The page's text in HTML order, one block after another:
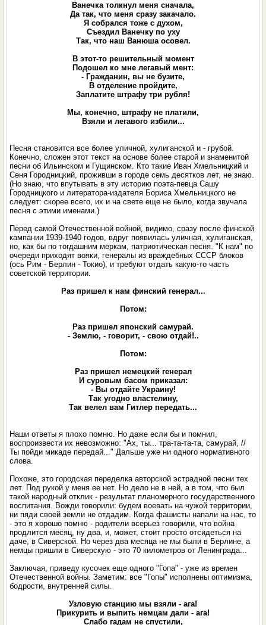
Ванечка толкнул меня сначала,
Да так, что меня сразу закачало.
Я собрался тоже с духом,
Съездил Ванечку по уху
Так, что наш Ванюша осовел.
В этот-то решительный момент
Подошел ко мне легавый мент:
- Гражданин, вы не бузите,
В отделение пройдите,
Заплатите штрафу три рубля!
Мы, конечно, штрафу не платили,
Взяли и легавого избили...
Песня становится все более уличной, хулиганской и - грубой.
Конечно, сложен этот текст на основе более старой и знаменитой
песни об Ильинском и Гущинском. Кто такие Иван Хмельницкий и
Сеня Городницкий, проживши в городе семь десятков лет, не знаю.
(Но знаю, что впутывать в эту историю поэта-певца Сашу
Городницкого и литератора-издателя Бориса Хмельницкого не
следует: скорее всего, их и на свете еще не было, когда звучала
песня с этими именами.)
Перед самой Отечественной войной, видимо, сразу после финской
кампании 1939-1940 годов, вдруг появилась уличная, хулиганская,
но, как бы по тогдашним меркам, патриотическая песня. "К нам" по
очереди приходят вояки, генералы из враждебных СССР блоков
(ось Рим - Берлин - Токио), и требуют отдать какую-то часть
советской территории.
Раз пришел к нам финский генерал...
Потом:
Раз пришел японский самурай.
- Землю, - говорит, - свою отдай!..
Потом:
Раз пришел немецкий генерал
И суровым басом приказал:
- Вы отдайте Украину!
Так угодно властелину,
Так велел вам Гитлер передать...
Наши ответы я плохо помню. Но даже если бы и помнил,
воспроизвести их невозможно: "Ах, ты... тра-та-та-та, самурай, //
Ты пойди микаде передай..." Дальше уже ни одного нормативного
слова.
Похоже, это городская переделка авторской эстрадной песни тех
лет. Под рукой у меня ее нет. Но дело не в ней, а в том, что был
такой народный отклик - результат планомерного государственного
воспитания. Вожди говорили: будем воевать на чужой территории,
ни пяди своей земли не отдадим. Когда фашисты напали на нас, то
- это я хорошо помню - родители всерьез говорили, что война
продлится месяц, ну два, и, может, стоит просто отсидеться на
даче, в Сиверской. Но через два месяца не мы были в Берлине, а
немцы пришли в Сиверскую - это 70 километров от Ленинграда...
Заключая, приведу кусочек еще одного "Гопа" - уже из времен
Отечественной войны. Заметим: все "Гопы" исполнены оптимизма,
бодрости, внутренней силы.
Узловую станцию мы взяли - ага!
Прикурить и выпить немцам дали - ага!
Слабо гадам не спустили,